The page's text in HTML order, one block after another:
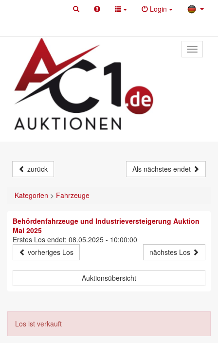
Login
Toggle
primary
zurück Als nächstes endet
Kategorien > Fahrzeuge
Behördenfahrzeuge und Industrieversteigerung Auktion
Mai 2025
Erstes Los endet: 08.05.2025 - 10:00:00
vorheriges Los
nächstes Los
Auktionsübersicht
Los ist verkauft